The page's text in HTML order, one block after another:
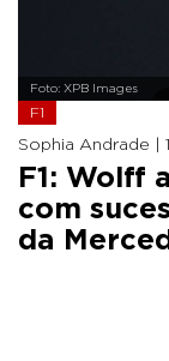
Foto: XPB Images
F1
Sophia Andrade |
F1: Wolff
com
da